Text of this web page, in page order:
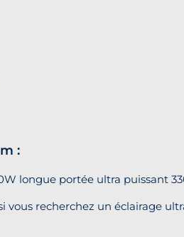
:
longue portée ultra
vous recherchez un éclairage